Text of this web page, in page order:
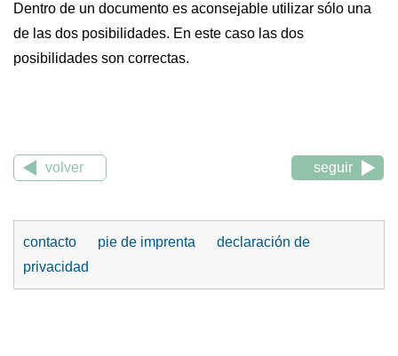
Dentro de un documento es aconsejable utilizar sólo una
de las dos posibilidades. En este caso las dos
posibilidades son correctas.
volver seguir
contacto pie de imprenta
declaración de
privacidad